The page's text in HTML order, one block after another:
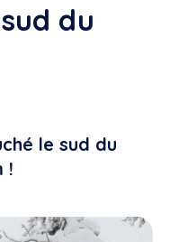
du
le sud du
!